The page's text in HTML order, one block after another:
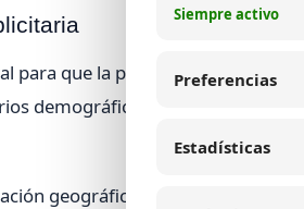
para que la pauta publicitaria sea
demográficos, geográficos,
geográfica.
Siempre activo
Preferencias
Estadísticas